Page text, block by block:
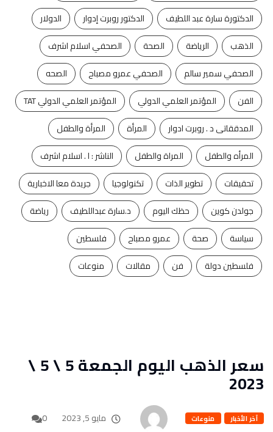
الدكتورة سارة عبد اللطيف
الدكتور روبرت إدوار
الدولار
الذهب
الرياضة الصحة
الصحفي اسلام اشرف
الصحفي سمير سالم
الصحفي عمرو مصباح
الصحه
الفن
المؤتمر العلمي الدولي
المؤتمر العلمي الدولي TAT
المدققاتى د . روبرت ادوار
المرأة
المرأة والطفل
المرأه والطفل
المراة والطفل
الناشر : ا . اسلام اشرف
تحقيقات
تطوير الذات تكنولوجيا
جريدة معا الاخبارية
جولدن كوين
حظك اليوم د.سارة عبداللطيف
رياضة
سياسة
صحة عمرو مصباح
فلسطين
فلسطين دولة
فن مقالات منوعات
سعر الذهب اليوم الجمعة 5 \ 5 \
2023
آخر الأخبار منوعات مايو 5, 2023
0